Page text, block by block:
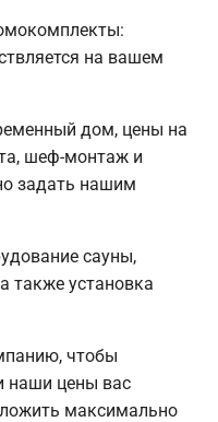
на вашем
дом, цены на
шеф-монтаж и
задать нашим
сауны,
также установка
чтобы
наши цены вас
максимально